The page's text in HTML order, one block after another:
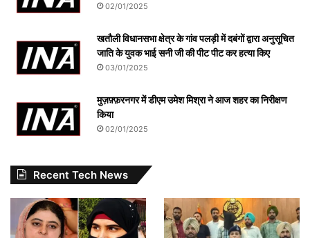
02/01/2025
खतौली विधानसभा क्षेत्र के गांव पलड़ी में दबंगों द्वारा अनुसूचित
जाति के युवक भाई सनी जी की पीट पीट कर हत्या किए
03/01/2025
मुज़फ़्फ़रनगर में डीएम उमेश मिश्रा ने आज शहर का निरीक्षण
किया
02/01/2025
Recent Tech News